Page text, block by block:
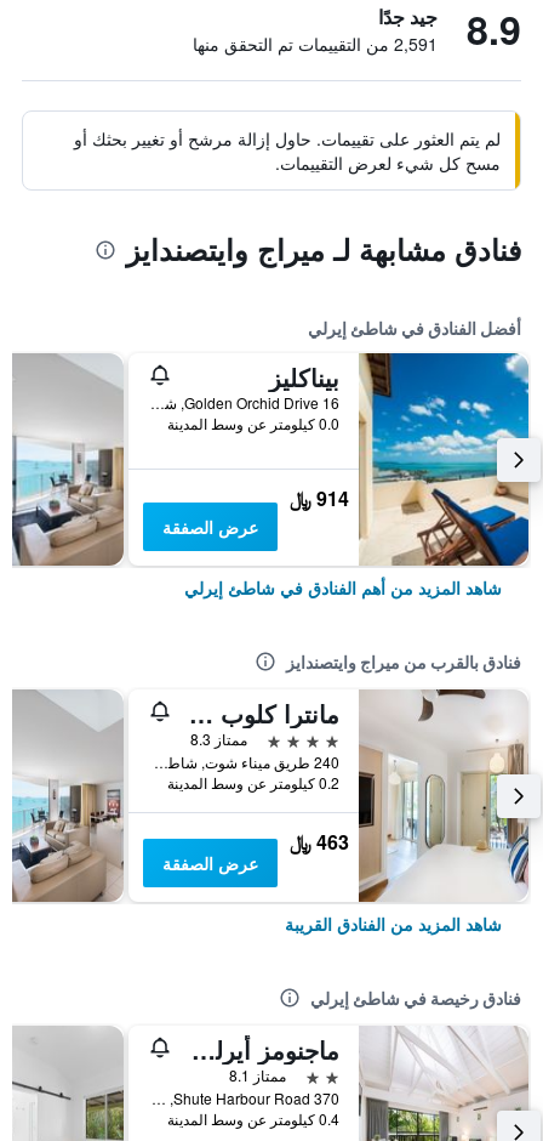
8.9 جيد جدًا
2,591 من التقييمات تم التحقق منها
لم يتم العثور على تقييمات. حاول إزالة مرشح أو تغيير بحثك أو
مسح كل شيء لعرض التقييمات.
فنادق مشابهة لـ ميراج وايتصندايز
أفضل الفنادق في شاطئ إيرلي
بيناكليز
16 Golden Orchid Drive, شاطئ إيرلي, QLD, أستراليا
0.0 كيلومتر عن وسط المدينة
914 ﷼
عرض الصفقة
شاهد المزيد من أهم الفنادق في شاطئ إيرلي
فنادق بالقرب من ميراج وايتصندايز
مانترا كلوب كروك
4 نجوم
ممتاز 8.3
240 طريق ميناء شوت, شاطئ إيرلي, QLD, أستراليا
0.2 كيلومتر عن وسط المدينة
463 ﷼
عرض الصفقة
شاهد المزيد من الفنادق القريبة
فنادق رخيصة في شاطئ إيرلي
ماجنومز أيرلي بيتش
2 نجمتين
ممتاز 8.1
370 Shute Harbour Road, شاطئ إيرلي, QLD, أستراليا
0.4 كيلومتر عن وسط المدينة